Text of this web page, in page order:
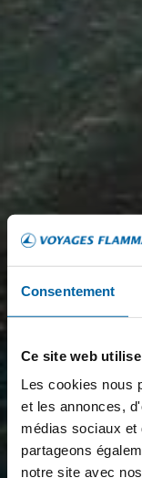
Consentement
Ce site web
Les cookies nous
et les annonces,
médias sociaux et
partageons
notre site avec